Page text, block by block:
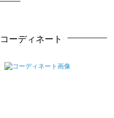
ーディネート